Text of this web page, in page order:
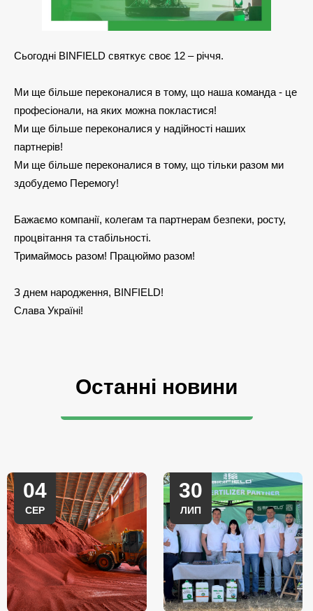
Сьогодні BINFIELD святкує своє 12 – річчя.
Ми ще більше переконалися в тому, що наша команда - це
професіонали, на яких можна покластися!
Ми ще більше переконалися у надійності наших
партнерів!
Ми ще більше переконалися в тому, що тільки разом ми
здобудемо Перемогу!
Бажаємо компанії, колегам та партнерам безпеки, росту,
процвітання та стабільності.
Тримаймось разом! Працюймо разом!
З днем народження, BINFIELD!
Слава Україні!
Останні новини
04
СЕР
30
ЛИП